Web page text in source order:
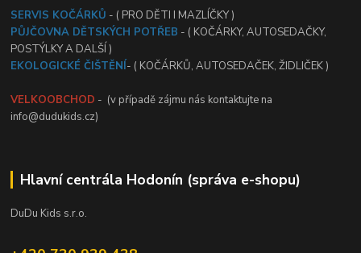
SERVIS KOČÁRKŮ - ( PRO DĚTI I MAZLÍČKY )
PŮJČOVNA DĚTSKÝCH POTŘEB - ( KOČÁRKY, AUTOSEDAČKY,
POSTÝLKY A DALŠÍ )
EKOLOGICKÉ ČIŠTĚNÍ- ( KOČÁRKŮ, AUTOSEDAČEK, ŽIDLIČEK )
VELKOOBCHOD - (v případě zájmu nás kontaktujte na
info@dudukids.cz)
Hlavní centrála Hodonín (správa e-shopu)
DuDu Kids s.r.o.